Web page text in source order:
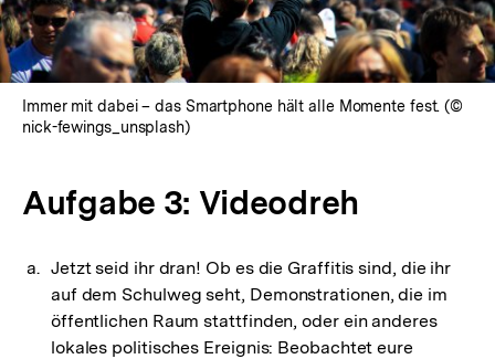
Immer mit dabei – das Smartphone hält alle Momente fest. (©
nick-fewings_unsplash)
Aufgabe 3: Videodreh
Jetzt seid ihr dran! Ob es die Graffitis sind, die ihr
auf dem Schulweg seht, Demonstrationen, die im
öffentlichen Raum stattfinden, oder ein anderes
lokales politisches Ereignis: Beobachtet eure